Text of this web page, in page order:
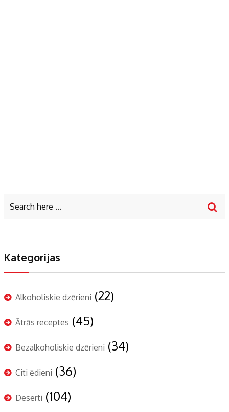
Kategorijas
Alkoholiskie dzērieni (22)
Ātrās receptes (45)
Bezalkoholiskie dzērieni (34)
Citi ēdieni (36)
Deserti (104)